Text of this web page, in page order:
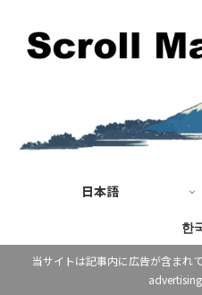
日本語
한
当サイトは記事内に広告が含まれ